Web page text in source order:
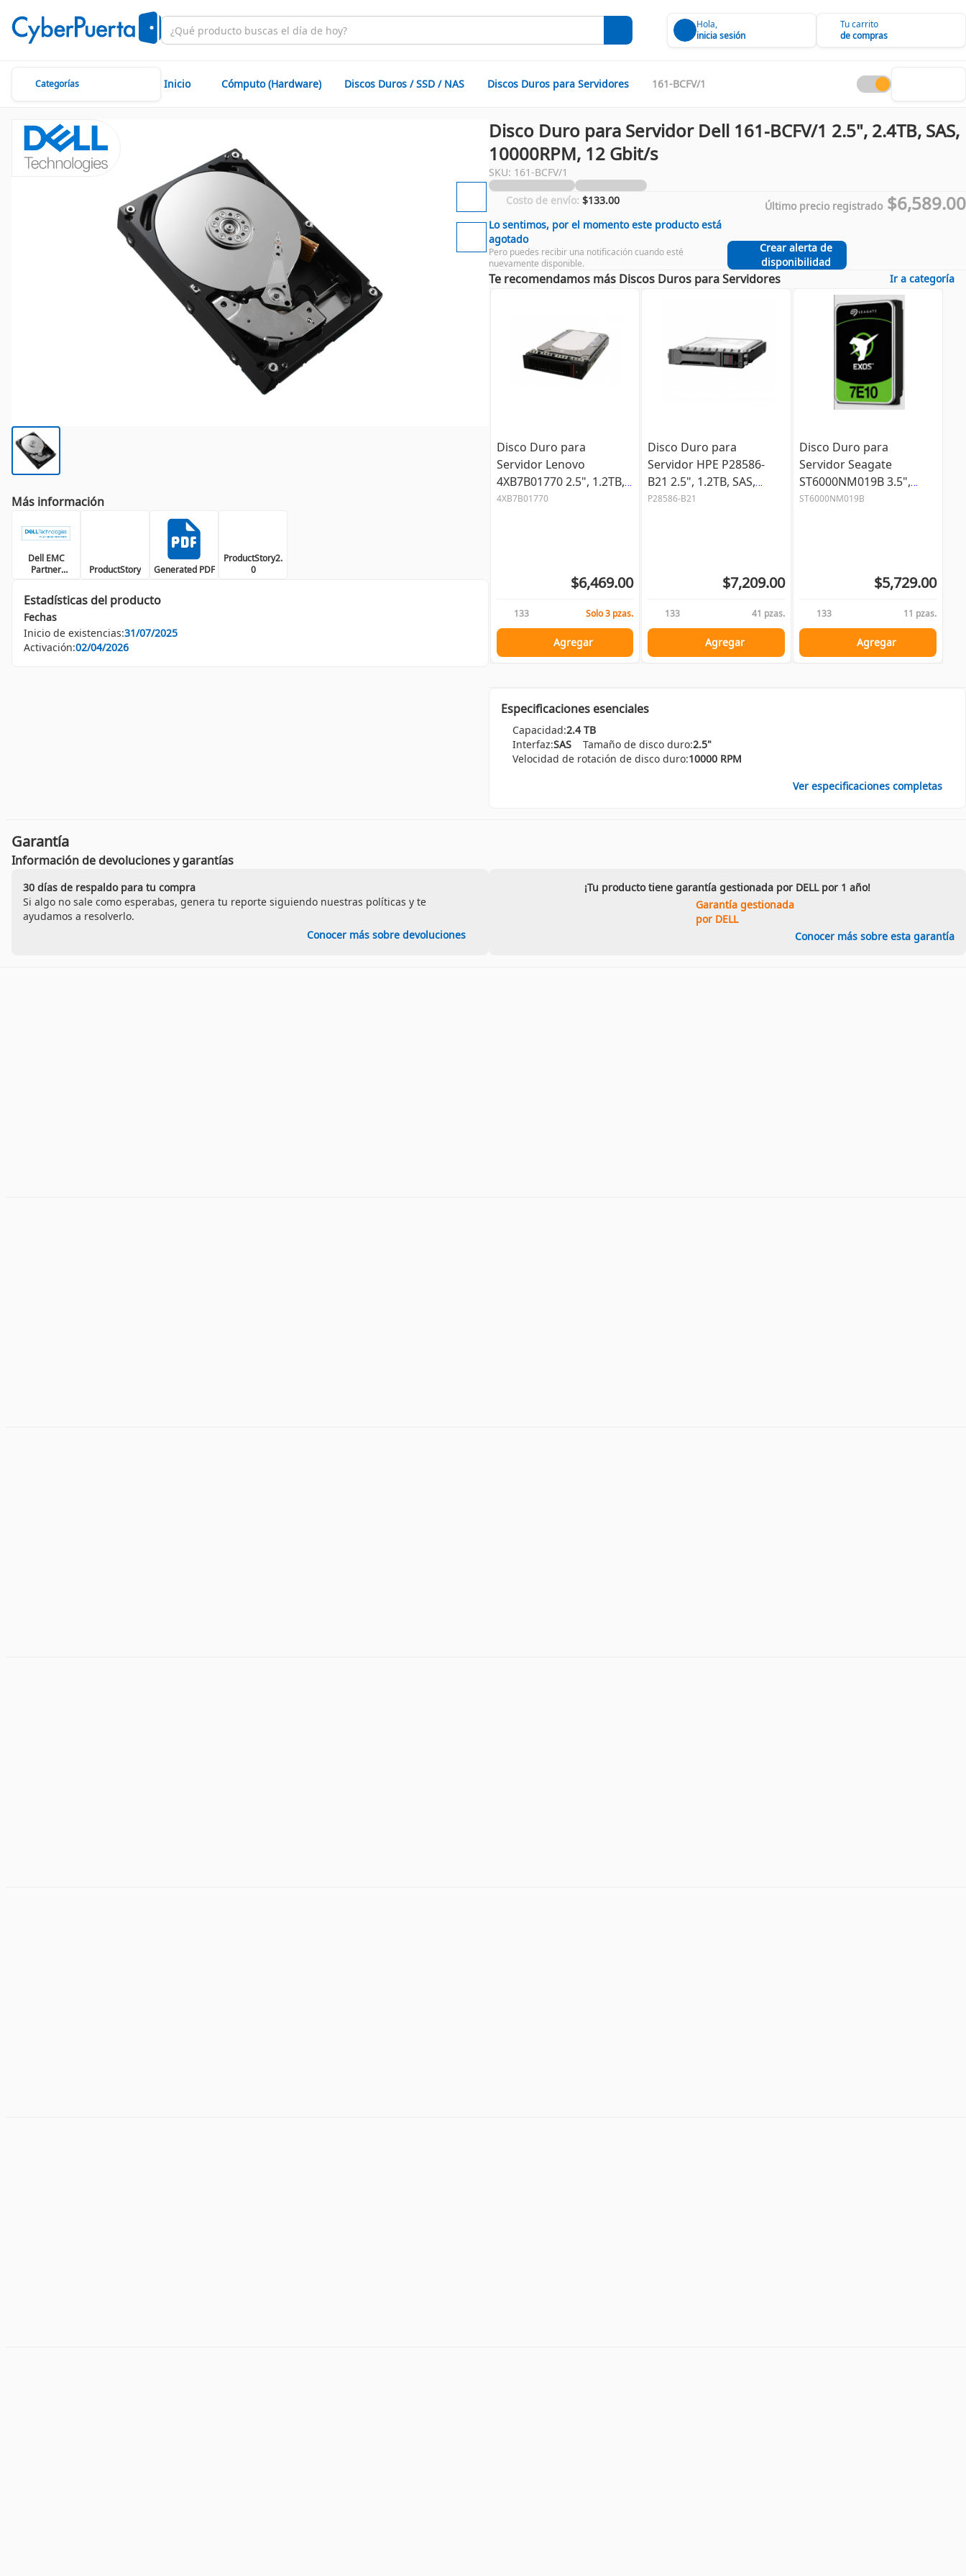
Hola,
inicia sesión
Tu carrito
de compras
Categorías Inicio Cómputo (Hardware) Discos Duros / SSD / NAS Discos Duros para Servidores 161-BCFV/1
Más información
Dell EMC
Partner
ProductStory Generated PDF
ProductStory2.
0
Estadísticas del producto
Fechas
Inicio de existencias:31/07/2025
Activación:02/04/2026
Disco Duro para Servidor Dell 161-BCFV/1 2.5", 2.4TB, SAS,
10000RPM, 12 Gbit/s
SKU: 161-BCFV/1
Costo de envío: $133.00 Último precio registrado $6,589.00
Lo sentimos, por el momento este producto está
agotado
Pero puedes recibir una notificación cuando esté
nuevamente disponible.
Crear alerta de
disponibilidad
Te recomendamos más Discos Duros para Servidores Ir a categoría
Disco Duro para
Servidor Lenovo
4XB7B01770 2.5", 1.2TB,
SAS, 10000RPM, 12
4XB7B01770
$6,469.00
133 Solo 3 pzas.
Agregar
Disco Duro para
Servidor HPE P28586-
B21 2.5", 1.2TB, SAS,
10000RPM, 12 Gbit/s
P28586-B21
$7,209.00
133 41 pzas.
Agregar
Disco Duro para
Servidor Seagate
ST6000NM019B 3.5",
6TB, SATA III, 7200RPM, 6
ST6000NM019B
$5,729.00
133 11 pzas.
Agregar
Especificaciones esenciales
Capacidad:2.4 TB
Interfaz:SAS Tamaño de disco duro:2.5"
Velocidad de rotación de disco duro:10000 RPM
Ver especificaciones completas
Garantía
Información de devoluciones y garantías
30 días de respaldo para tu compra
Si algo no sale como esperabas, genera tu reporte siguiendo nuestras políticas y te
ayudamos a resolverlo.
Conocer más sobre devoluciones
¡Tu producto tiene garantía gestionada por DELL por 1 año!
Garantía gestionada
por DELL
Conocer más sobre esta garantía